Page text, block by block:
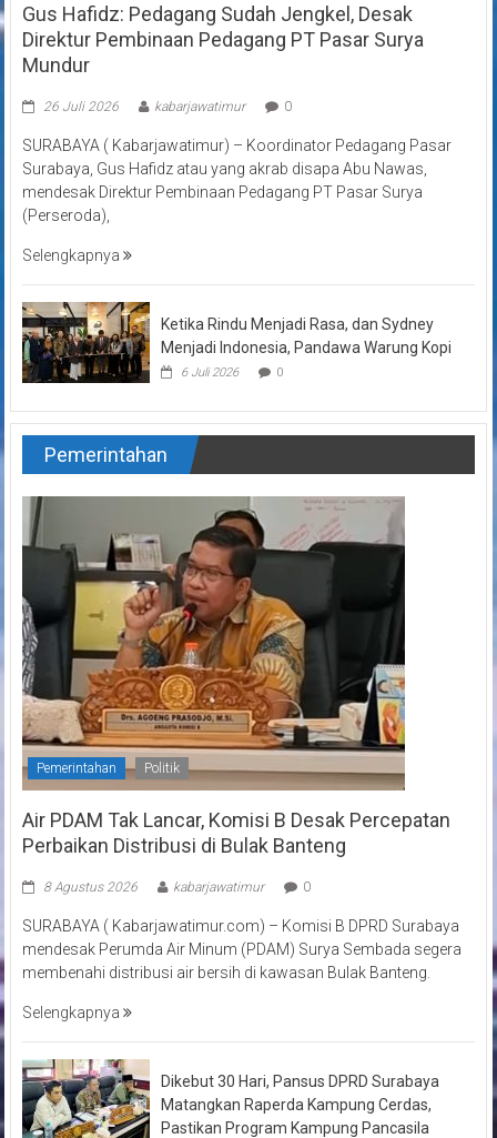
Gus Hafidz: Pedagang Sudah Jengkel, Desak
Direktur Pembinaan Pedagang PT Pasar Surya
Mundur
26 Juli 2026 kabarjawatimur 0
SURABAYA ( Kabarjawatimur) – Koordinator Pedagang Pasar
Surabaya, Gus Hafidz atau yang akrab disapa Abu Nawas,
mendesak Direktur Pembinaan Pedagang PT Pasar Surya
(Perseroda),
Selengkapnya
Ketika Rindu Menjadi Rasa, dan Sydney
Menjadi Indonesia, Pandawa Warung Kopi
6 Juli 2026 0
Pemerintahan
Pemerintahan Politik
Air PDAM Tak Lancar, Komisi B Desak Percepatan
Perbaikan Distribusi di Bulak Banteng
8 Agustus 2026 kabarjawatimur 0
SURABAYA ( Kabarjawatimur.com) – Komisi B DPRD Surabaya
mendesak Perumda Air Minum (PDAM) Surya Sembada segera
membenahi distribusi air bersih di kawasan Bulak Banteng.
Selengkapnya
Dikebut 30 Hari, Pansus DPRD Surabaya
Matangkan Raperda Kampung Cerdas,
Pastikan Program Kampung Pancasila